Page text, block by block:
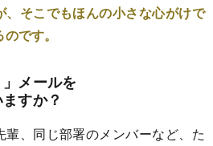
、そこでもほんの小さな心がけで
です。
メールを
すか？
、同じ部署のメンバーなど、た